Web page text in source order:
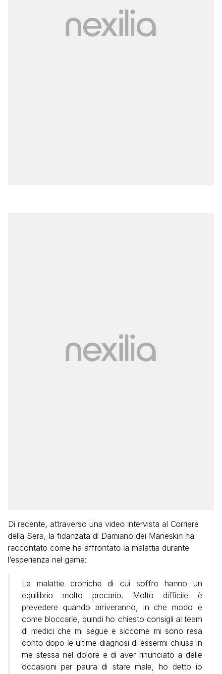
Di recente, attraverso una video intervista al Corriere
della Sera, la fidanzata di Damiano dei Maneskin ha
raccontato come ha affrontato la malattia durante
l’esperienza nel game:
Le malattie croniche di cui soffro hanno un
equilibrio molto precario. Molto difficile è
prevedere quando arriveranno, in che modo e
come bloccarle, quindi ho chiesto consigli al team
di medici che mi segue e siccome mi sono resa
conto dopo le ultime diagnosi di essermi chiusa in
me stessa nel dolore e di aver rinunciato a delle
occasioni per paura di stare male, ho detto io